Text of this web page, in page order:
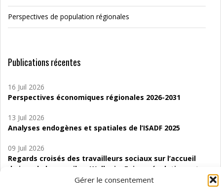
Gérer le consentement
Perspectives de population régionales
Publications récentes
16 Juil 2026
Perspectives économiques régionales 2026-2031
13 Juil 2026
Analyses endogènes et spatiales de l’ISADF 2025
09 Juil 2026
Regards croisés des travailleurs sociaux sur l’accueil
de jour de bas seuil en Wallonie. Enjeux, évolutions et